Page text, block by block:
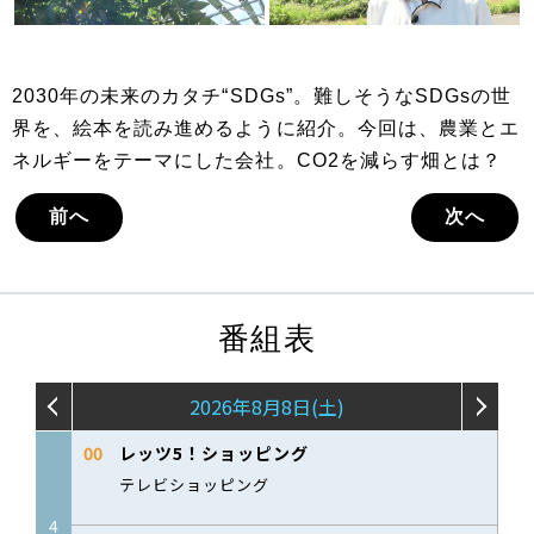
2030年の未来のカタチ“SDGs”。難しそうなSDGsの世
界を、絵本を読み進めるように紹介。今回は、農業とエ
ネルギーをテーマにした会社。CO2を減らす畑とは？
前へ 次へ
番組表